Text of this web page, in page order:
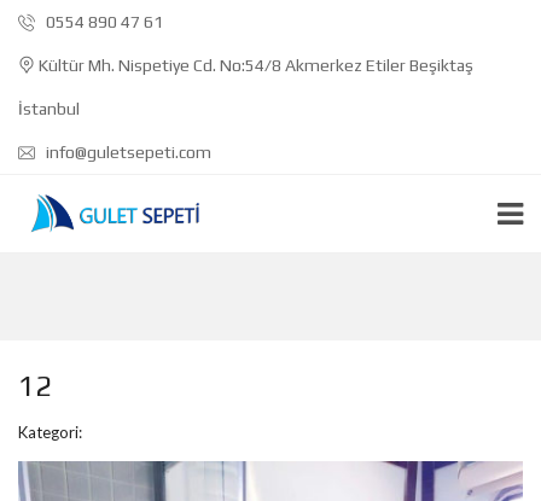
0554 890 47 61
Kültür Mh. Nispetiye Cd. No:54/8 Akmerkez Etiler Beşiktaş
İstanbul
info@guletsepeti.com
12
Kategori: